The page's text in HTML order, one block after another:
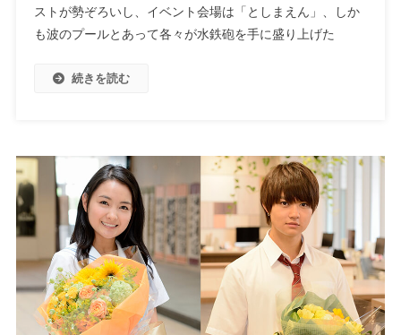
ストが勢ぞろいし、イベント会場は「としまえん」、しか
も波のプールとあって各々が水鉄砲を手に盛り上げた
続きを読む